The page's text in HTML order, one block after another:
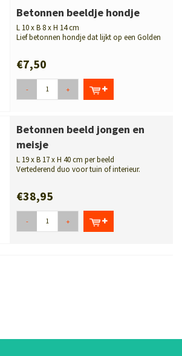
Betonnen beeldje hondje
L 10 x B 8 x H 14 cm
Lief betonnen hondje dat lijkt op een Golden
€7,50
- +
Betonnen beeld jongen en
meisje
L 19 x B 17 x H 40 cm per beeld
Vertederend duo voor tuin of interieur.
€38,95
- +